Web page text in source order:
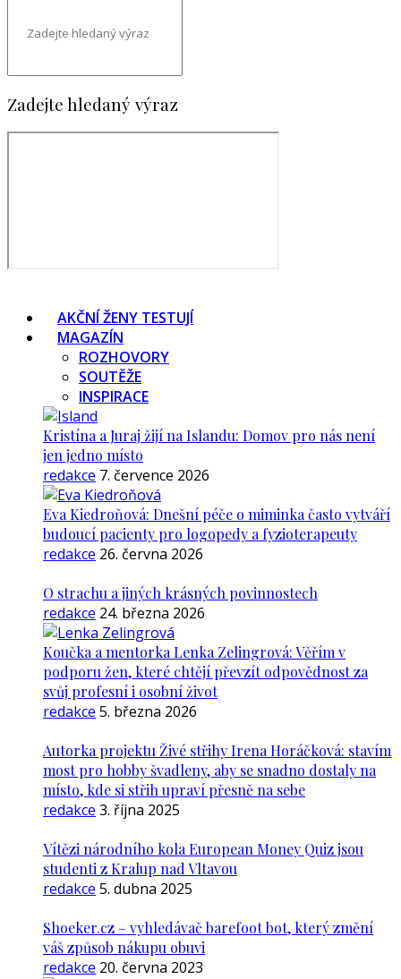
Zadejte hledaný výraz
AKČNÍ ŽENY TESTUJÍ
MAGAZÍN
ROZHOVORY
SOUTĚŽE
INSPIRACE
Kristína a Juraj žijí na Islandu: Domov pro nás není
jen jedno místo
redakce 7. července 2026
Eva Kiedroňová: Dnešní péče o miminka často vytváří
budoucí pacienty pro logopedy a fyzioterapeuty
redakce 26. června 2026
O strachu a jiných krásných povinnostech
redakce 24. března 2026
Koučka a mentorka Lenka Zelingrová: Věřím v
podporu žen, které chtějí převzít odpovědnost za
svůj profesní i osobní život
redakce 5. března 2026
Autorka projektu Živé střihy Irena Horáčková: stavím
most pro hobby švadleny, aby se snadno dostaly na
místo, kde si střih upraví přesně na sebe
redakce 3. října 2025
Vítězi národního kola European Money Quiz jsou
studenti z Kralup nad Vltavou
redakce 5. dubna 2025
Shoeker.cz – vyhledávač barefoot bot, který změní
váš způsob nákupu obuvi
redakce 20. června 2023